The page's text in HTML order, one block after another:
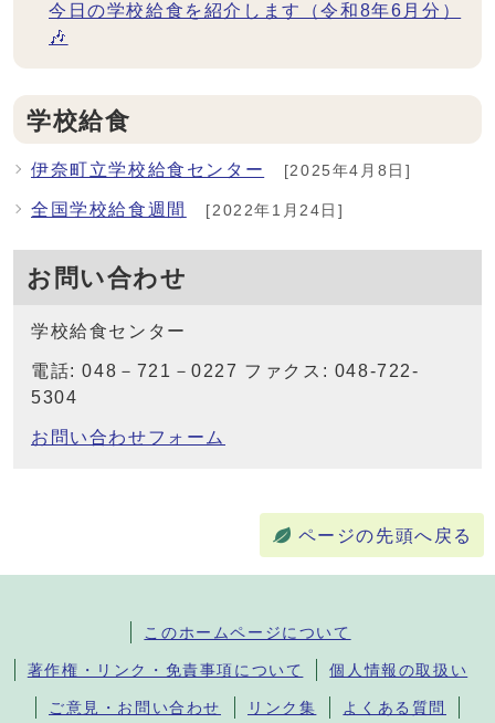
今日の学校給食を紹介します（令和8年6月分）
🎶
学校給食
伊奈町立学校給食センター [2025年4月8日]
全国学校給食週間 [2022年1月24日]
お問い合わせ
学校給食センター
電話: 048－721－0227 ファクス: 048-722-
5304
お問い合わせフォーム
ページの先頭へ戻る
このホームページについて
著作権・リンク・免責事項について 個人情報の取扱い
ご意見・お問い合わせ リンク集 よくある質問